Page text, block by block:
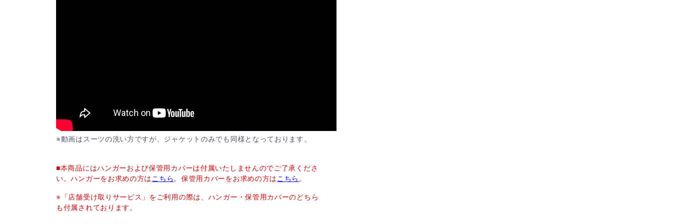
※動画はスーツの洗い方ですが、ジャケットのみでも同様となっております。
■本商品にはハンガーおよび保管用カバーは付属いたしませんのでご了承くださ
い。ハンガーをお求めの方は こちら 。保管用カバーをお求めの方は こちら 。
※「店舗受け取りサービス」をご利用の際は、ハンガー・保管用カバーのどちら
も付属されております。